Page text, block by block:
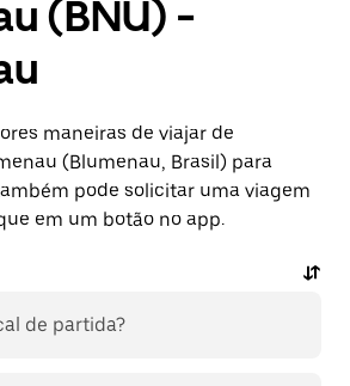
(BNU) -
maneiras de viajar de
(Blumenau, Brasil) para
pode solicitar uma viagem
em um botão no app.
de partida?